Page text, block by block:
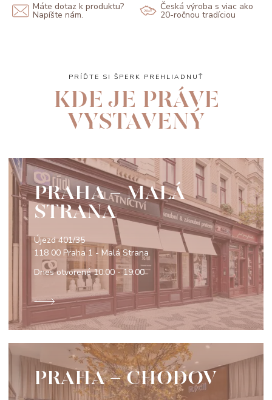
Máte dotaz k produktu?
Napíšte nám.
Česká výroba s viac ako
20-ročnou tradíciou
PRÍĎTE SI ŠPERK PREHLIADNUŤ
KDE JE PRÁVE
VYSTAVENÝ
PRAHA - MALÁ
STRANA
Újezd 401/35
118 00 Praha 1 - Malá Strana
Dnes otvorené10:00 - 19:00
PRAHA - CHODOV